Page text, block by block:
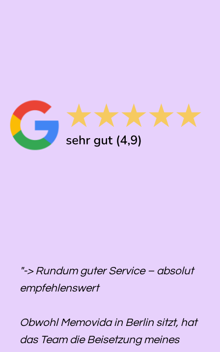
"-> Rundum guter Service – absolut
empfehlenswert
Obwohl Memovida in Berlin sitzt, hat
das Team die Beisetzung meines